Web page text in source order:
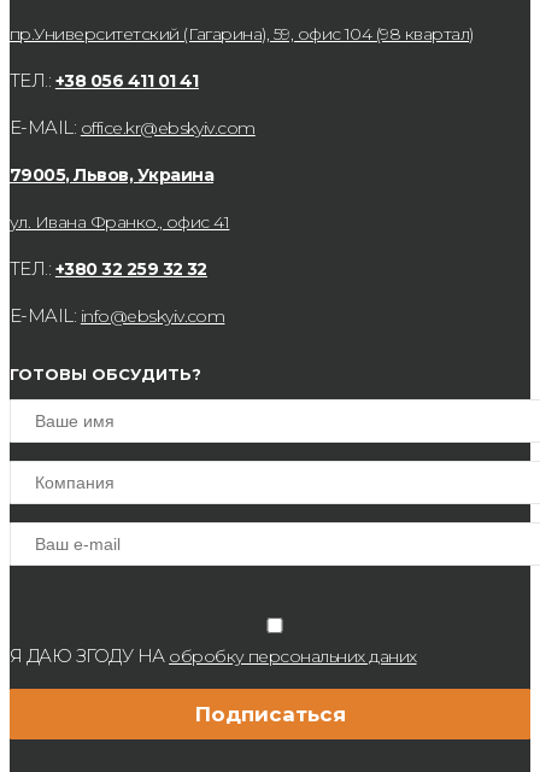
пр.Университетский (Гагарина), 59, офис 104 (98 квартал)
ТЕЛ.: +38 056 411 01 41
E-MAIL: office.kr@ebskyiv.com
79005, Львов, Украина
ул. Ивана Франко., офис 41
ТЕЛ.: +380 32 259 32 32
E-MAIL: info@ebskyiv.com
ГОТОВЫ ОБСУДИТЬ?
Я ДАЮ ЗГОДУ НА обробку персональних даних